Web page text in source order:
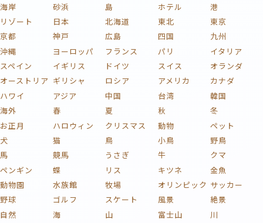
海岸
砂浜 島 ホテル
港
リゾート
日本 北海道 東北
東京
京都
神戸 広島 四国
九州
沖縄
ヨーロッパ フランス パリ
イタリア
スペイン
イギリス ドイツ スイス
オランダ
オーストリア ギリシャ ロシア アメリカ
カナダ
ハワイ
アジア 中国 台湾
韓国
海外
春 夏 秋
冬
お正月
ハロウィン クリスマス 動物
ペット
犬
猫 鳥 小鳥
野鳥
馬
競馬 うさぎ 牛
クマ
ペンギン
蝶 リス キツネ
金魚
動物園
水族館 牧場 オリンピック サッカー
野球
ゴルフ スケート 風景
絶景
自然
海 山 富士山
川